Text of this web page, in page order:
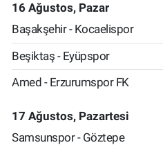
16 Ağustos, Pazar
Başakşehir - Kocaelispor
Beşiktaş - Eyüpspor
Amed - Erzurumspor FK
17 Ağustos, Pazartesi
Samsunspor - Göztepe